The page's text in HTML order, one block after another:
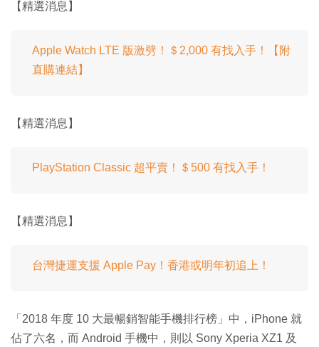
【精選消息】
Apple Watch LTE 版激劈！＄2,000 有找入手！【附
直購連結】
【精選消息】
PlayStation Classic 超平賣！＄500 有找入手！
【精選消息】
台灣捷運支援 Apple Pay！香港或明年初追上！
「2018 年度 10 大最暢銷智能手機排行榜」中，iPhone 就
佔了六名，而 Android 手機中，則以 Sony Xperia XZ1 及